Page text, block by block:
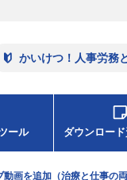
かいけつ！人事労務
ール ダウンロ
画を追加（治療と仕事の両